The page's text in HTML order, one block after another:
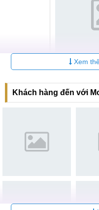
Huawei Y7 sau
Nếu bạn là một người
Chính vì thế sau đây sẽ
Hướng dẫn lựa chọn
Xem
Khách hàng đến với